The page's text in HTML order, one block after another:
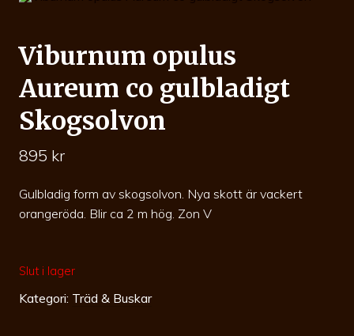
Viburnum opulus
Aureum co gulbladigt
Skogsolvon
895 kr
Gulbladig form av skogsolvon. Nya skott är vackert
orangeröda. Blir ca 2 m hög. Zon V
Slut i lager
Kategori: Träd & Buskar